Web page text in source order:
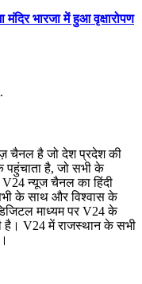
मंदिर भारजा में हुआ वृक्षारोपण
चैनल है जो देश प्रदेश की
पहुंचाता है, जो सभी के
न्यूज चैनल का हिंदी
के साथ और विश्वास के
माध्यम पर V24 के
है। V24 में राजस्थान के सभी